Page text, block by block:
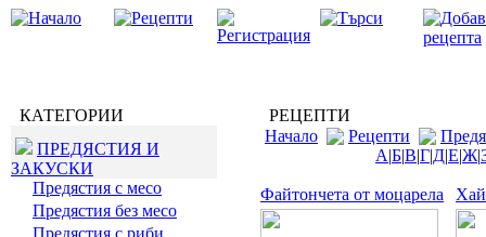
КАТЕГОРИИ
ПРЕДЯСТИЯ И
ЗАКУСКИ
Предястия с месо
Предястия без месо
Предястия с риби
РЕЦЕПТИ
Начало
Рецепти
А|Б|В|Г|Д|Е|Ж|
Файтончета от моцарела